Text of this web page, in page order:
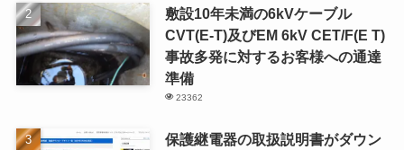
敷設10年未満の6kVケーブル
CVT(E-T)及びEM 6kV CET/F(E T)
事故多発に対するお客様への通達
準備
23362
保護継電器の取扱説明書がダウン